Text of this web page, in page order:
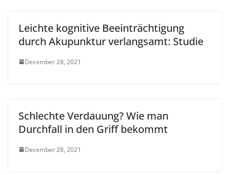
Leichte kognitive Beeinträchtigung
durch Akupunktur verlangsamt: Studie
December 28, 2021
Schlechte Verdauung? Wie man
Durchfall in den Griff bekommt
December 28, 2021